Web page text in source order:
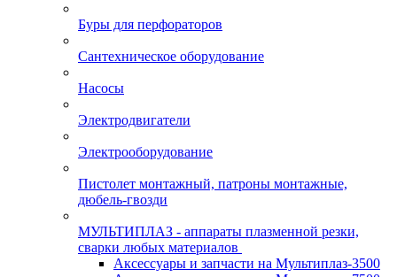
Буры для перфораторов
Сантехническое оборудование
Насосы
Электродвигатели
Электрооборудование
Пистолет монтажный, патроны монтажные,
дюбель-гвозди
МУЛЬТИПЛАЗ - аппараты плазменной резки,
сварки любых материалов
Аксессуары и запчасти на Мультиплаз-3500